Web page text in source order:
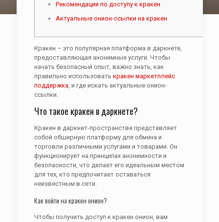
Рекомендации по доступу к кракен
Актуальные онион-ссылки на кракен
Кракен – это популярная платформа в даркнете,
предоставляющая анонимные услуги. Чтобы
начать безопасный опыт, важно знать, как
правильно использовать кракен маркетплейс
поддержка, и где искать актуальные онион-
ссылки.
Что такое кракен в даркнете?
Кракен в даркнет-пространстве представляет
собой обширную платформу для обмена и
торговли различными услугами и товарами. Он
функционирует на принципах анонимности и
безопасности, что делает его идеальным местом
для тех, кто предпочитает оставаться
неизвестным в сети.
Как войти на кракен онион?
Чтобы получить доступ к кракен онион, вам